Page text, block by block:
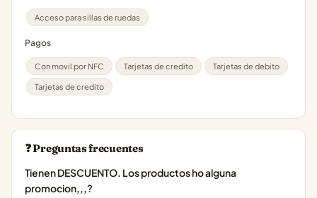
Acceso para sillas de ruedas
Pagos
Con movil por NFC Tarjetas de credito Tarjetas de debito
Tarjetas de credito
❓ Preguntas frecuentes
Tienen DESCUENTO. Los productos ho alguna
promocion,,,?